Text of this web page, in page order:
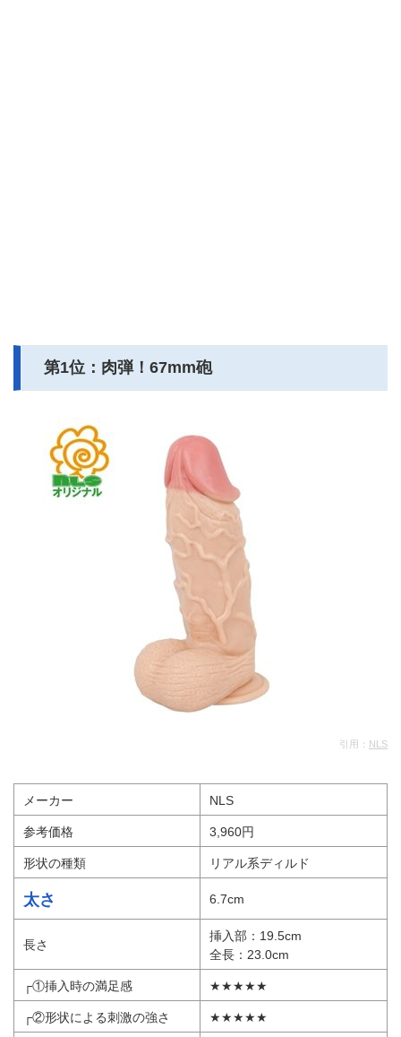
第1位：肉弾！67mm砲
引用： NLS
メーカー NLS
参考価格 3,960円
形状の種類 リアル系ディルド
太さ 6.7cm
長さ
挿入部：19.5cm
全長：23.0cm
┌①挿入時の満足感 ★★★★★
┌②形状による刺激の強さ ★★★★★